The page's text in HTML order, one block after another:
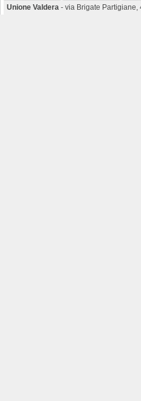
Unione Valdera - via Brigate Partigiane,